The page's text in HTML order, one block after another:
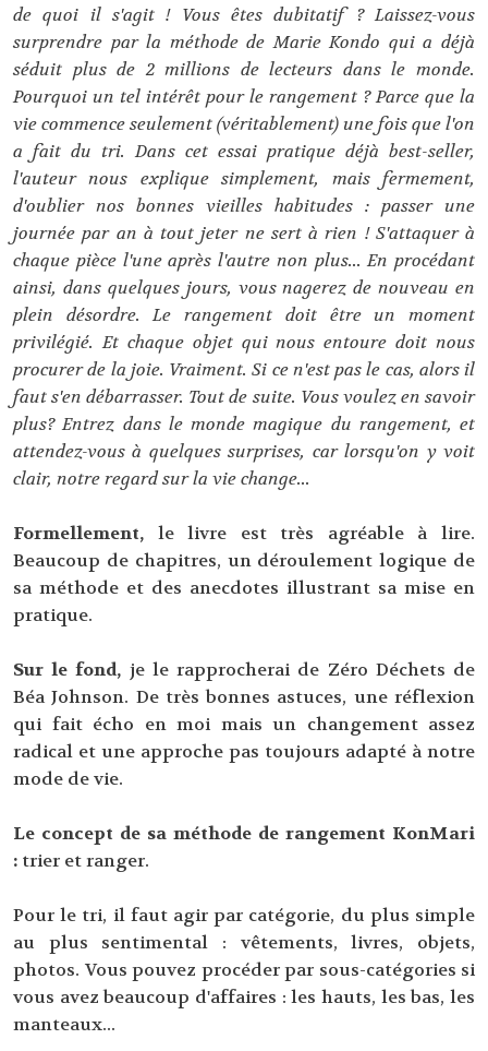
de quoi il s'agit ! Vous êtes dubitatif ? Laissez-vous
surprendre par la méthode de Marie Kondo qui a déjà
séduit plus de 2 millions de lecteurs dans le monde.
Pourquoi un tel intérêt pour le rangement ? Parce que la
vie commence seulement (véritablement) une fois que l'on
a fait du tri. Dans cet essai pratique déjà best-seller,
l'auteur nous explique simplement, mais fermement,
d'oublier nos bonnes vieilles habitudes : passer une
journée par an à tout jeter ne sert à rien ! S'attaquer à
chaque pièce l'une après l'autre non plus... En procédant
ainsi, dans quelques jours, vous nagerez de nouveau en
plein désordre. Le rangement doit être un moment
privilégié. Et chaque objet qui nous entoure doit nous
procurer de la joie. Vraiment. Si ce n'est pas le cas, alors il
faut s'en débarrasser. Tout de suite. Vous voulez en savoir
plus? Entrez dans le monde magique du rangement, et
attendez-vous à quelques surprises, car lorsqu'on y voit
clair, notre regard sur la vie change...
Formellement, le livre est très agréable à lire.
Beaucoup de chapitres, un déroulement logique de
sa méthode et des anecdotes illustrant sa mise en
pratique.
Sur le fond, je le rapprocherai de Zéro Déchets de
Béa Johnson. De très bonnes astuces, une réflexion
qui fait écho en moi mais un changement assez
radical et une approche pas toujours adapté à notre
mode de vie.
Le concept de sa méthode de rangement KonMari
: trier et ranger.
Pour le tri, il faut agir par catégorie, du plus simple
au plus sentimental : vêtements, livres, objets,
photos. Vous pouvez procéder par sous-catégories si
vous avez beaucoup d'affaires : les hauts, les bas, les
manteaux...